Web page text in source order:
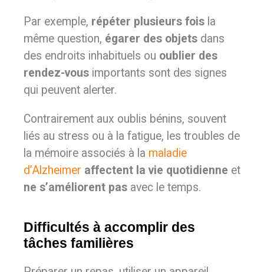
Par exemple, répéter plusieurs fois la
même question, égarer des objets dans
des endroits inhabituels ou oublier des
rendez-vous importants sont des signes
qui peuvent alerter.
Contrairement aux oublis bénins, souvent
liés au stress ou à la fatigue, les troubles de
la mémoire associés à la maladie
d’Alzheimer affectent la vie quotidienne et
ne s’améliorent pas avec le temps.
Difficultés à accomplir des
tâches familières